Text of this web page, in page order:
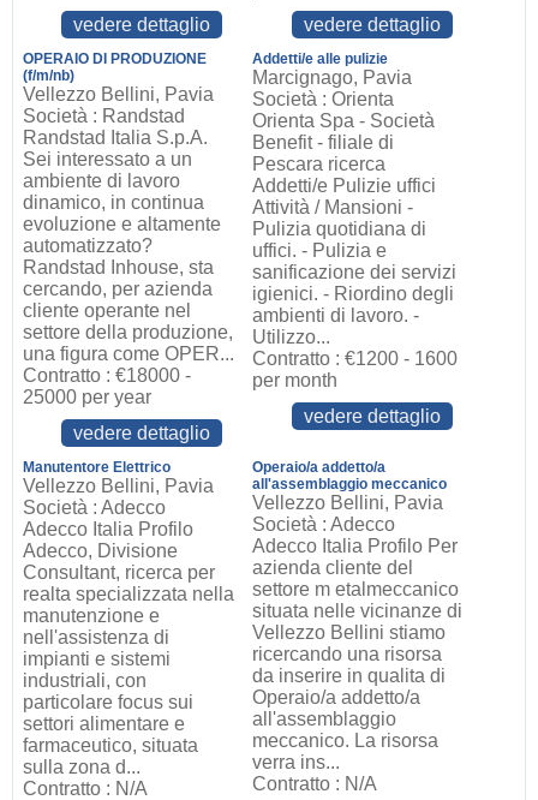
vedere dettaglio
vedere dettaglio
OPERAIO DI PRODUZIONE
(f/m/nb)
Vellezzo Bellini, Pavia
Società : Randstad
Randstad Italia S.p.A.
Sei interessato a un
ambiente di lavoro
dinamico, in continua
evoluzione e altamente
automatizzato?
Randstad Inhouse, sta
cercando, per azienda
cliente operante nel
settore della produzione,
una figura come OPER...
Contratto : €18000 -
25000 per year
vedere dettaglio
Addetti/e alle pulizie
Marcignago, Pavia
Società : Orienta
Orienta Spa - Società
Benefit - filiale di
Pescara ricerca
Addetti/e Pulizie uffici
Attività / Mansioni -
Pulizia quotidiana di
uffici. - Pulizia e
sanificazione dei servizi
igienici. - Riordino degli
ambienti di lavoro. -
Utilizzo...
Contratto : €1200 - 1600
per month
vedere dettaglio
Manutentore Elettrico
Vellezzo Bellini, Pavia
Società : Adecco
Adecco Italia Profilo
Adecco, Divisione
Consultant, ricerca per
realta specializzata nella
manutenzione e
nell'assistenza di
impianti e sistemi
industriali, con
particolare focus sui
settori alimentare e
farmaceutico, situata
sulla zona d...
Contratto : N/A
Operaio/a addetto/a
all'assemblaggio meccanico
Vellezzo Bellini, Pavia
Società : Adecco
Adecco Italia Profilo Per
azienda cliente del
settore m etalmeccanico
situata nelle vicinanze di
Vellezzo Bellini stiamo
ricercando una risorsa
da inserire in qualita di
Operaio/a addetto/a
all'assemblaggio
meccanico. La risorsa
verra ins...
Contratto : N/A